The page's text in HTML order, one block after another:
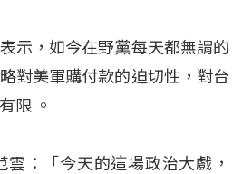
示，如今在野黨每天都無謂的
對美軍購付款的迫切性，對台
限 。
雲：「今天的這場政治大戲，